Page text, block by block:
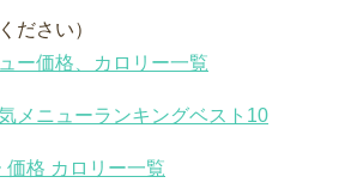
ださい）
ー価格、カロリー一覧
メニューランキングベスト10
価格 カロリー一覧